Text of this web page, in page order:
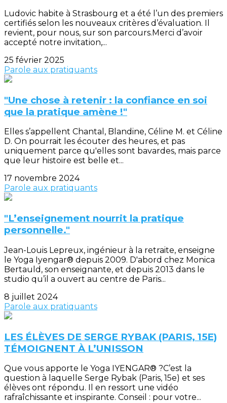
Ludovic habite à Strasbourg et a été l’un des premiers
certifiés selon les nouveaux critères d’évaluation. Il
revient, pour nous, sur son parcours.Merci d’avoir
accepté notre invitation,...
25 février 2025
Parole aux pratiquants
"Une chose à retenir : la confiance en soi
que la pratique amène !"
Elles s’appellent Chantal, Blandine, Céline M. et Céline
D. On pourrait les écouter des heures, et pas
uniquement parce qu'elles sont bavardes, mais parce
que leur histoire est belle et...
17 novembre 2024
Parole aux pratiquants
"L’enseignement nourrit la pratique
personnelle."
Jean-Louis Lepreux, ingénieur à la retraite, enseigne
le Yoga Iyengar® depuis 2009. D'abord chez Monica
Bertauld, son enseignante, et depuis 2013 dans le
studio qu’il a ouvert au centre de Paris...
8 juillet 2024
Parole aux pratiquants
LES ÉLÈVES DE SERGE RYBAK (PARIS, 15E)
TÉMOIGNENT À L’UNISSON
Que vous apporte le Yoga IYENGAR® ?C’est la
question à laquelle Serge Rybak (Paris, 15e) et ses
élèves ont répondu. Il en ressort une vidéo
rafraîchissante et inspirante. Conseil : pour votre...